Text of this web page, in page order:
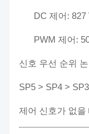
DC 제어: 827
PWM 제어:
신호 우선 순위
SP5 > SP4 >
제어 신호가 없을